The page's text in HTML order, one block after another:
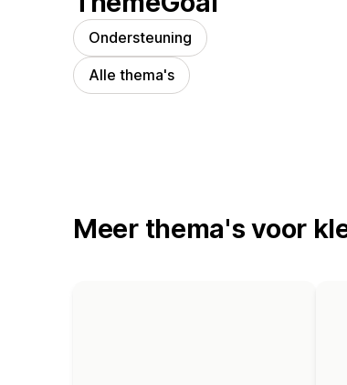
Ondersteuning
Alle thema's
Meer thema's voor